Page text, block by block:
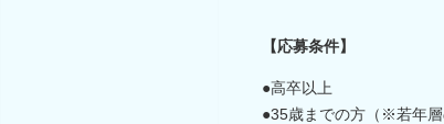
【応募条件】
●高卒以上
●35歳までの方（※若年層